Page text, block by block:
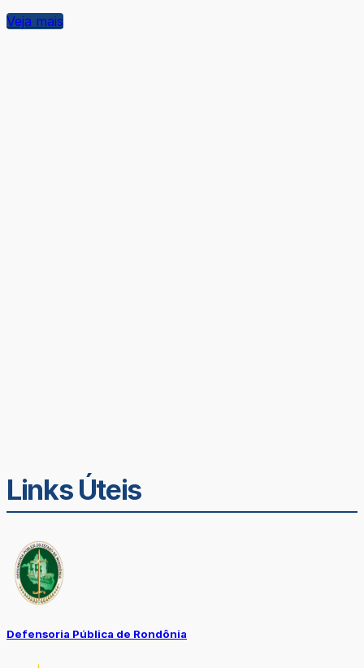
Veja mais
Links Úteis
Defensoria Pública de Rondônia